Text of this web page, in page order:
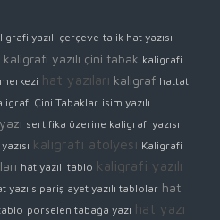
yazılı çerçeve talik hat yazısı
kaligrafi yazılı çini tabak kaligrafi
hat yazıları kaligraf hattat
Çini Tabaklar isim yazılı
sertifika üzerine kaligrafi yazısı
kaligrafi atölyesi Kaligrafi
hat yazılı tablo kaligrafi yazılı
yazı sipariş ayet yazılı tablolar hat
porselen tabağa yazı hat yazı